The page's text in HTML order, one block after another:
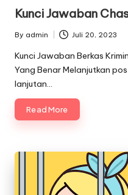
Kunci Jawaban
Posted
by
By admin Juli 20, 2023
Kunci Jawaban Berkas
Yang Benar Melanjutkan
lanjutan…
Read More